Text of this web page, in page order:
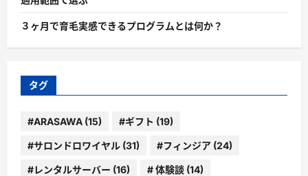
３ヶ月で育毛実感できるプログラムとは何か？
タグ
#ARASAWA (15) #ギフト (19)
#サロンドロワイヤル (31) #フィンジア (24)
#レンタルサーバー (16) # 体験談 (14)